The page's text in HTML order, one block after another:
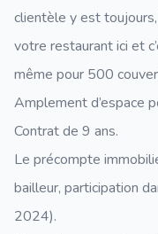
clientèle y est
votre restaurant ici et
même pour 500
Amplement d’espace
Contrat de 9 ans.
Le précompte
bailleur, participation
2024).